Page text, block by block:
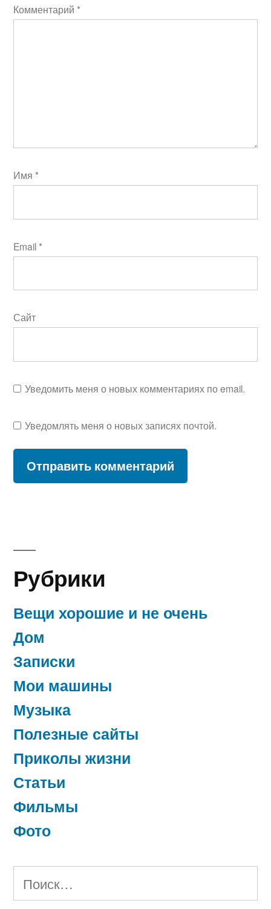
Комментарий *
Имя *
Email *
Сайт
Уведомить меня о новых комментариях по email.
Уведомлять меня о новых записях почтой.
Рубрики
Вещи хорошие и не очень
Дом
Записки
Мои машины
Музыка
Полезные сайты
Приколы жизни
Статьи
Фильмы
Фото
Найти: